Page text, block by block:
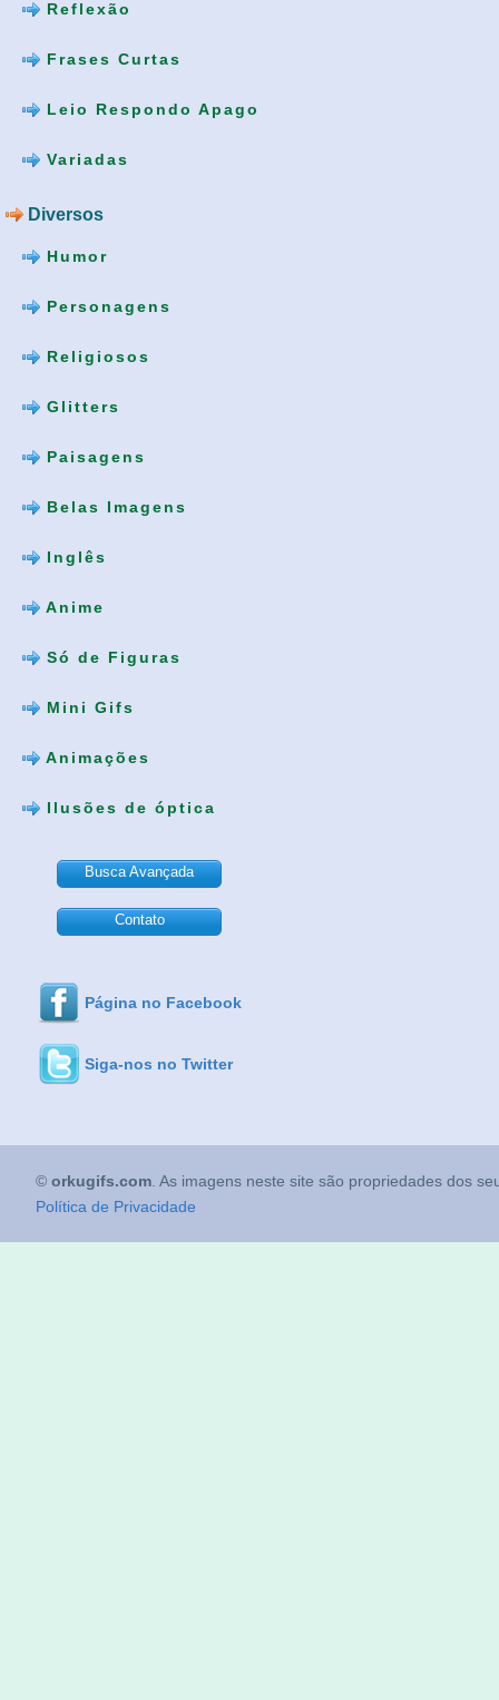
Reflexão
Frases Curtas
Leio Respondo Apago
Variadas
Diversos
Humor
Personagens
Religiosos
Glitters
Paisagens
Belas Imagens
Inglês
Anime
Só de Figuras
Mini Gifs
Animações
Ilusões de óptica
Busca Avançada
Contato
Página no Facebook
Siga-nos no Twitter
© orkugifs.com . As imagens neste site são propriedades dos
Política de Privacidade